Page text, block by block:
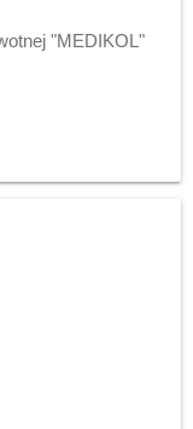
"MEDIKOL"